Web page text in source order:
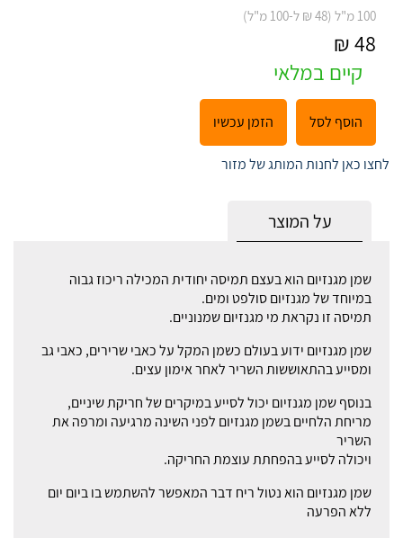
100 מ"ל (48 ₪ ל-100 מ"ל)
48 ₪
קיים במלאי
הוסף לסל הזמן עכשיו
לחצו כאן לחנות המותג של מזור
על המוצר
שמן מגנזיום הוא בעצם תמיסה יחודית המכילה ריכוז גבוה
במיוחד של מגנזיום סולפט ומים.
תמיסה זו נקראת מי מגנזיום שמנוניים.
שמן מגנזיום ידוע בעולם כשמן המקל על כאבי שרירים, כאבי גב
ומסייע בהתאוששות השריר לאחר אימון עצים.
בנוסף שמן מגנזיום יכול לסייע במיקרים של חריקת שיניים,
מריחת הלחיים בשמן מגנזיום לפני השינה מרגיעה ומרפה את
השריר
ויכולה לסייע בהפחתת עוצמת החריקה.
שמן מגנזיום הוא נטול ריח דבר המאפשר להשתמש בו ביום יום
ללא הפרעה